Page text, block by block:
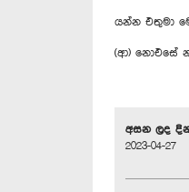
යන්න එතුමා
(ආ) නොඑසේ
අසන ලද
2023-04-27